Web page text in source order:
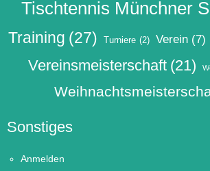
Tischtennis Münchner
Training (27) Turniere (2) Verein (7)
Vereinsmeisterschaft (21)
Sonstiges
Anmelden